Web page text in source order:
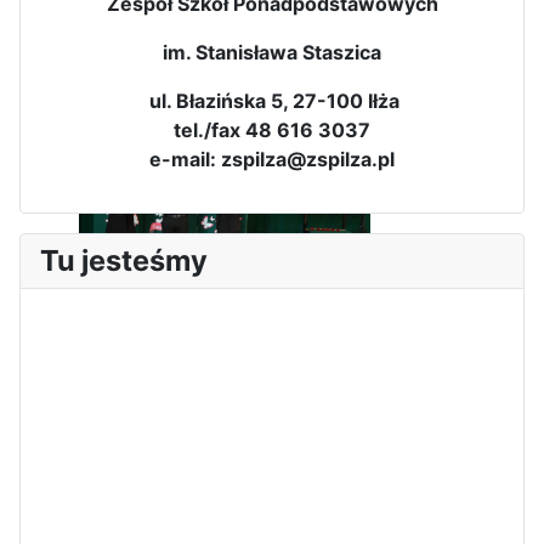
Zawody Sportowo – Obronne
klas OPW
im. Stanisława Staszica
ul. Błazińska 5, 27-100 Iłża
tel./fax 48 616 3037
e-mail: zspilza@zspilza.pl
Tu jesteśmy